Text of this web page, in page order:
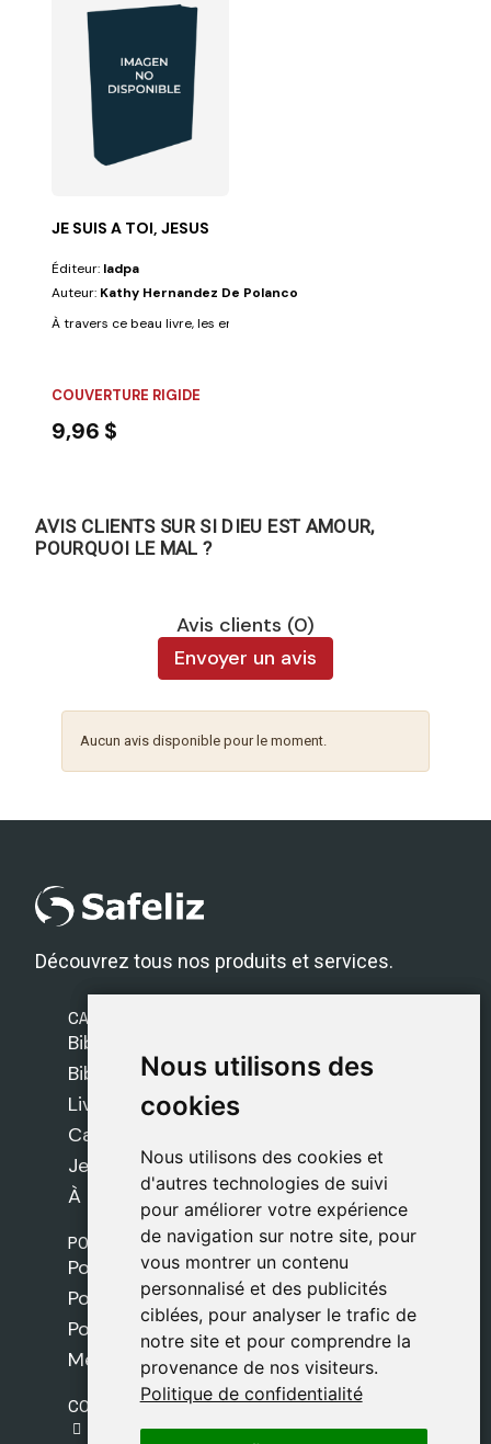
Nous utilisons des
cookies
Nous utilisons des cookies et
d'autres technologies de suivi
pour améliorer votre expérience
de navigation sur notre site, pour
vous montrer un contenu
personnalisé et des publicités
ciblées, pour analyser le trafic de
notre site et pour comprendre la
provenance de nos visiteurs.
Politique de confidentialité
Nous utilisons des
cookies
Nous utilisons des cookies et
d'autres technologies de suivi
pour améliorer votre expérience
de navigation sur notre site, pour
vous montrer un contenu
personnalisé et des publicités
ciblées, pour analyser le trafic de
notre site et pour comprendre la
provenance de nos visiteurs.
Politique de confidentialité
JE SUIS A TOI, JESUS
Éditeur: Iadpa
Auteur: Kathy Hernandez De Polanco
À travers ce beau livre, les enfants apprendront pourquoi leur corps
COUVERTURE RIGIDE
9,96 $
AVIS CLIENTS SUR SI DIEU EST AMOUR,
POURQUOI LE MAL ?
Avis clients (0)
Envoyer un avis
Aucun avis disponible pour le moment.
Découvrez tous nos produits et services.
CATÉGORIES
Bibles Safeliz
Bibles
Livres
Cadeaux
Jeux
À propos de nous
POLITIQUES
Politique de livraison
Politique de cookies
Politique de confidentialité
Mentions légales
CONTACT
gestion@safeliz.com